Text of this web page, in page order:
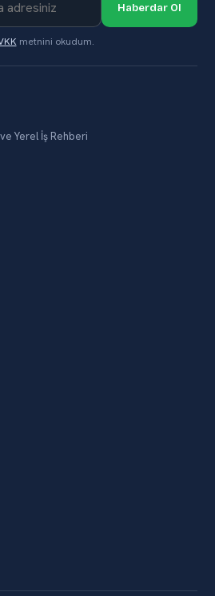
Haberdar Ol
metnini okudum.
Yerel İş Rehberi